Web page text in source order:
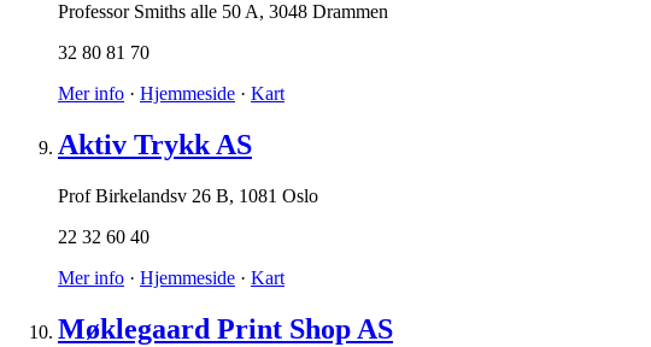
Professor Smiths alle 50 A, 3048 Drammen
32 80 81 70
Mer info · Hjemmeside · Kart
Aktiv Trykk AS
Prof Birkelandsv 26 B, 1081 Oslo
22 32 60 40
Mer info · Hjemmeside · Kart
Møklegaard Print Shop AS